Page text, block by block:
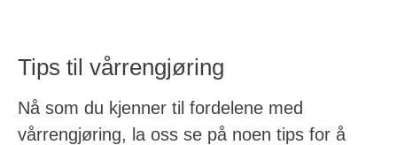
Tips til vårrengjøring
Nå som du kjenner til fordelene med
vårrengjøring, la oss se på noen tips for å